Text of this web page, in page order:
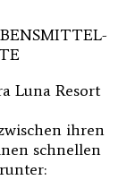
Luna Resort
ihren
schnellen